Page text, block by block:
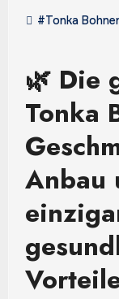
#Tonka
🌿 Die
Tonka
Anbau